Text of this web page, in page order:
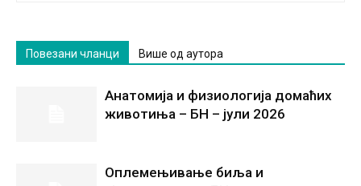
Повезани чланци Више од аутора
Анатомија и физиологија домаћих
животиња – БН – јули 2026
Оплемењивање биља и